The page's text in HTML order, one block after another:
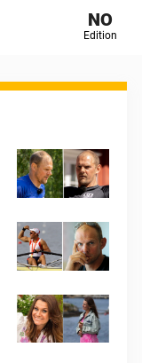
NO
Edition